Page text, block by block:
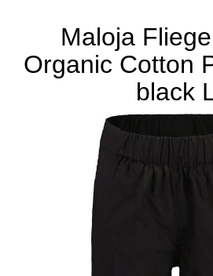
Maloja
Organic Cotton
black